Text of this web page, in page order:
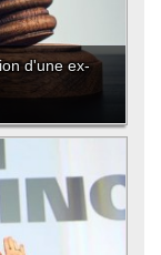
d'une ex-